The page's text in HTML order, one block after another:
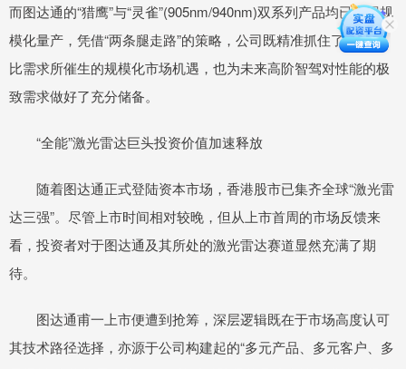
而图达通的“猎鹰”与“灵雀”(905nm/940nm)双系列产品均已实现规
模化量产，凭借“两条腿走路”的策略，公司既精准抓住了由性价
比需求所催生的规模化市场机遇，也为未来高阶智驾对性能的极
致需求做好了充分储备。
“全能”激光雷达巨头投资价值加速释放
随着图达通正式登陆资本市场，香港股市已集齐全球“激光雷
达三强”。尽管上市时间相对较晚，但从上市首周的市场反馈来
看，投资者对于图达通及其所处的激光雷达赛道显然充满了期
待。
图达通甫一上市便遭到抢筹，深层逻辑既在于市场高度认可
其技术路径选择，亦源于公司构建起的“多元产品、多元客户、多